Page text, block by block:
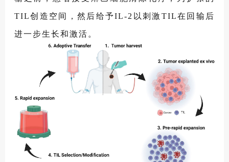
TIL创造空间，然后给予IL-2以刺激TIL在回输后
进一步生长和激活。